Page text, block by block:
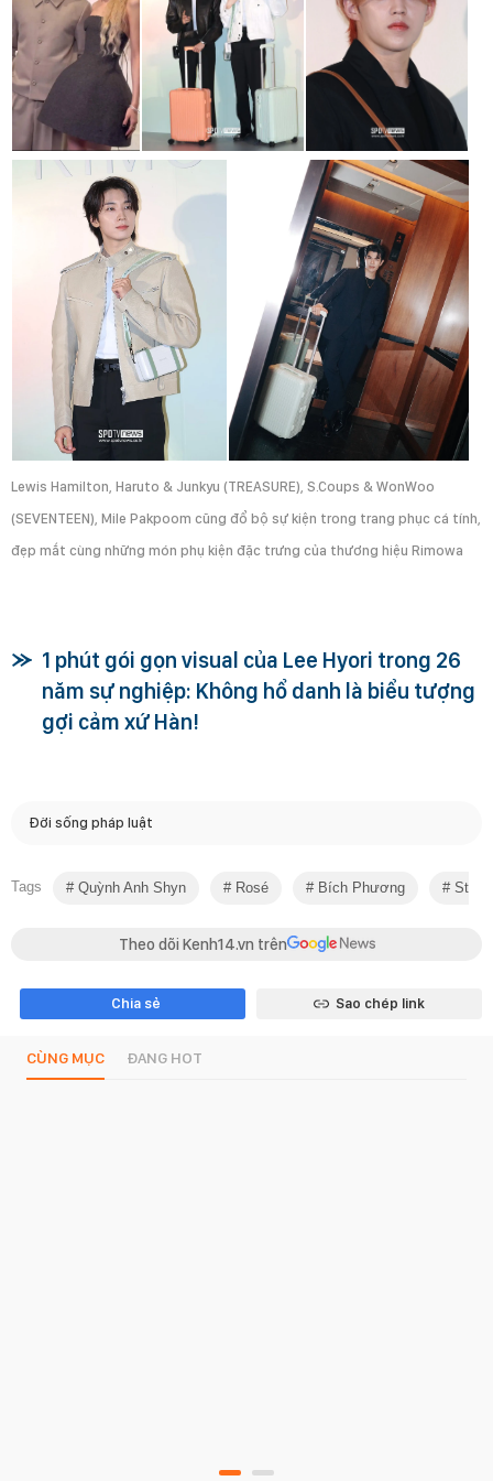
Lewis Hamilton, Haruto & Junkyu (TREASURE), S.Coups & WonWoo
(SEVENTEEN), Mile Pakpoom cũng đổ bộ sự kiện trong trang phục cá tính,
đẹp mắt cùng những món phụ kiện đặc trưng của thương hiệu Rimowa
1 phút gói gọn visual của Lee Hyori trong 26
năm sự nghiệp: Không hổ danh là biểu tượng
gợi cảm xứ Hàn!
Đời sống pháp luật
Tags Quỳnh Anh Shyn Rosé Bích Phương Star
Theo dõi Kenh14.vn trên
Chia sẻ Sao chép link
CÙNG MỤC ĐANG HOT